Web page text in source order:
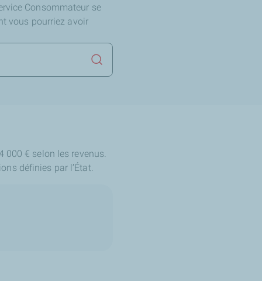
Consommateur se
vous pourriez avoir
Lancer la recherche
€ selon les revenus.
définies par l’État.